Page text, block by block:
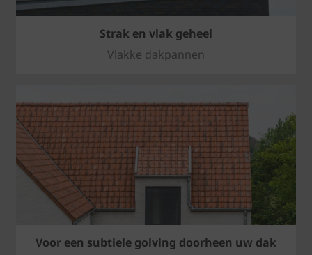
Strak en vlak geheel
Vlakke dakpannen
Voor een subtiele golving doorheen uw dak